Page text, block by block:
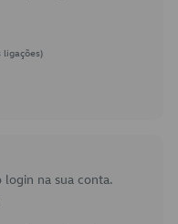
ligações)
na sua conta.